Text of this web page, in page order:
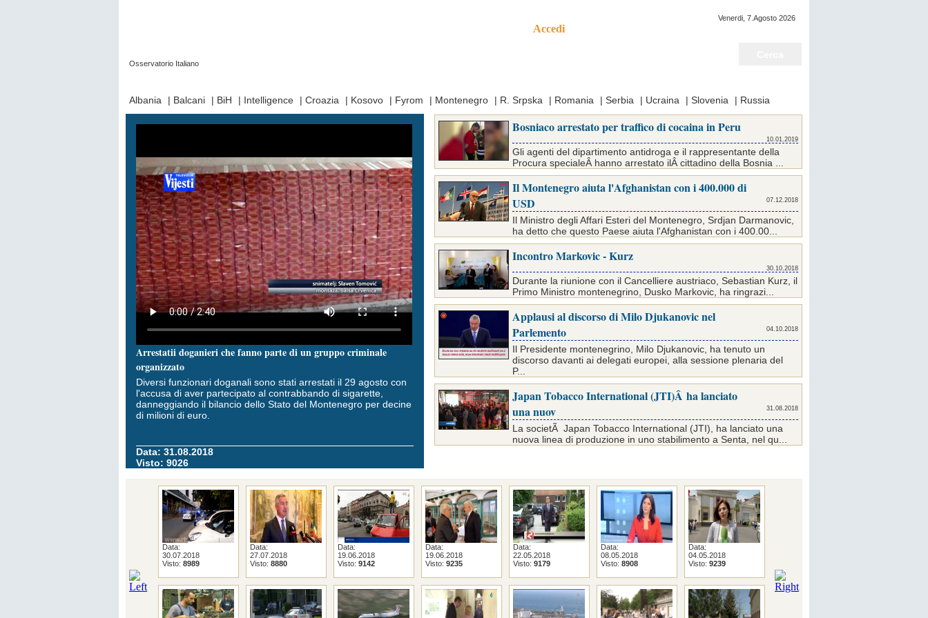
Accedi
Osservatorio Italiano
Venerdi, 7.Agosto 2026
Albania
| Balcani | BiH | Intelligence | Croazia | Kosovo | Fyrom | Montenegro | R. Srpska | Romania | Serbia | Ucraina | Slovenia | Russia
Arrestatii doganieri che fanno parte di un gruppo criminale
organizzato
Diversi funzionari doganali sono stati arrestati il 29 agosto con
l'accusa di aver partecipato al contrabbando di sigarette,
danneggiando il bilancio dello Stato del Montenegro per decine
di milioni di euro.
Data: 31.08.2018
Visto: 9026
Bosniaco arrestato per traffico di cocaina in Peru
10.01.2019
Gli agenti del dipartimento antidroga e il rappresentante della
Procura specialeÂ hanno arrestato ilÂ cittadino della Bosnia ...
Il Montenegro aiuta l'Afghanistan con i 400.000 di
USD
07.12.2018
Il Ministro degli Affari Esteri del Montenegro, Srdjan Darmanovic,
ha detto che questo Paese aiuta l'Afghanistan con i 400.00...
Incontro Markovic - Kurz
30.10.2018
Durante la riunione con il Cancelliere austriaco, Sebastian Kurz, il
Primo Ministro montenegrino, Dusko Markovic, ha ringrazi...
Applausi al discorso di Milo Djukanovic nel
Parlemento
04.10.2018
Il Presidente montenegrino, Milo Djukanovic, ha tenuto un
discorso davanti ai delegati europei, alla sessione plenaria del
P...
Japan Tobacco International (JTI)Â ha lanciato
una nuov
31.08.2018
La societÃ Japan Tobacco International (JTI), ha lanciato una
nuova linea di produzione in uno stabilimento a Senta, nel qu...
Data:
30.07.2018
Visto: 8989
Data:
27.07.2018
Visto: 8880
Data:
19.06.2018
Visto: 9142
Data:
19.06.2018
Visto: 9235
Data:
22.05.2018
Visto: 9179
Data:
08.05.2018
Visto: 8908
Data:
04.05.2018
Visto: 9239